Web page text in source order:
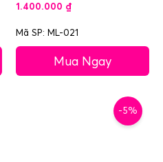
1.400.000 ₫
Mã SP: ML-021
Mua Ngay
-5%